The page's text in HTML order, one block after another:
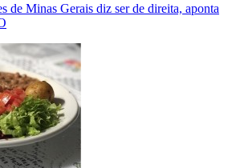
de Minas Gerais diz ser de direita, aponta